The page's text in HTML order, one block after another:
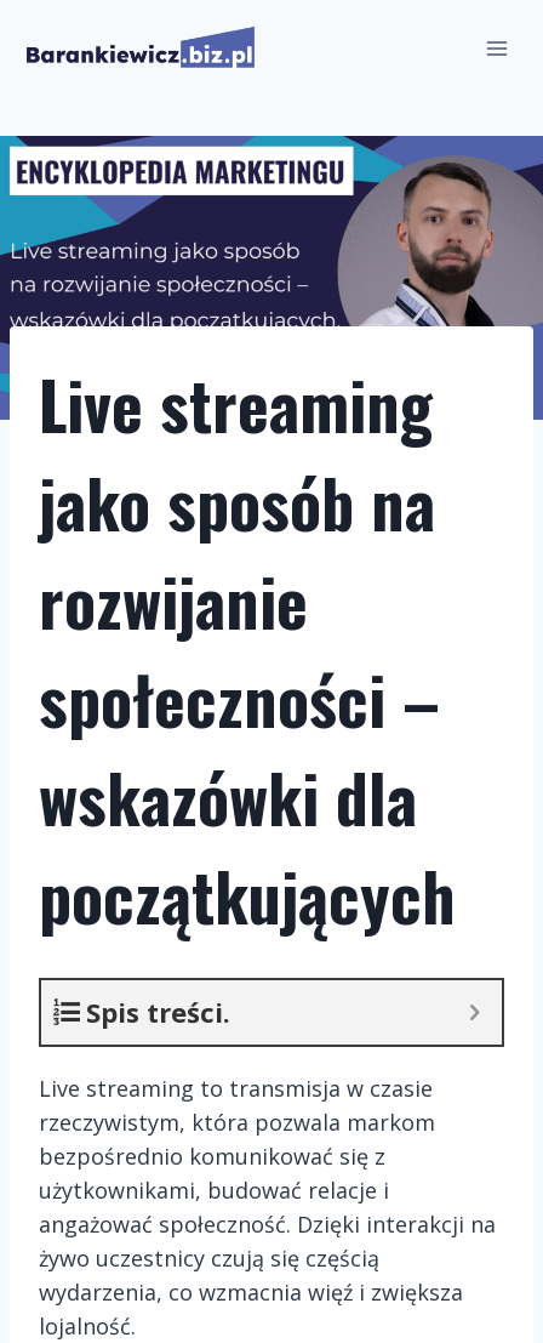
Live streaming
jako sposób na
rozwijanie
społeczności –
wskazówki dla
początkujących
Spis treści.
Live streaming to transmisja w czasie
rzeczywistym, która pozwala markom
bezpośrednio komunikować się z
użytkownikami, budować relacje i
angażować społeczność. Dzięki interakcji na
żywo uczestnicy czują się częścią
wydarzenia, co wzmacnia więź i zwiększa
lojalność.